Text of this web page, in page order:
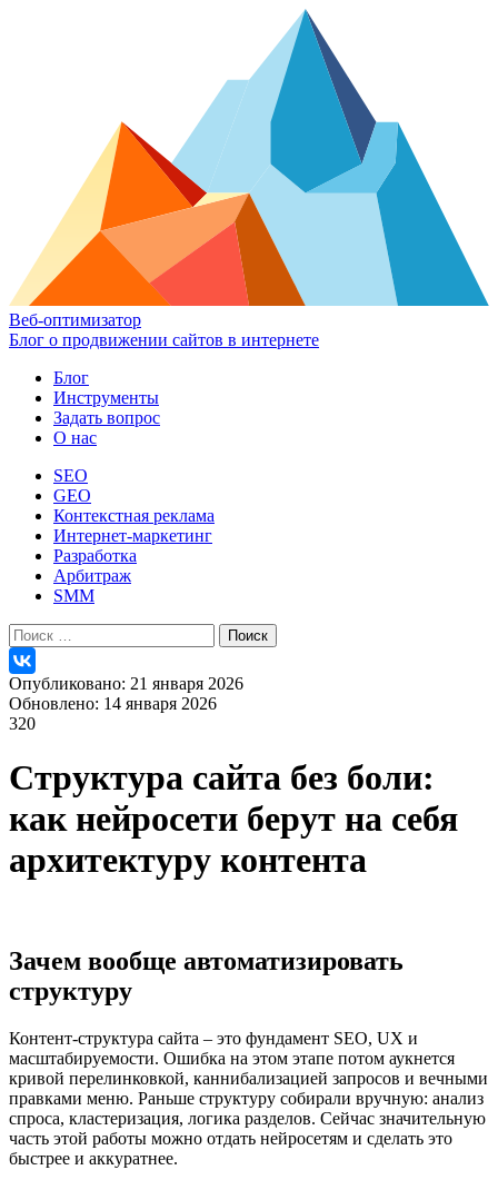
Веб-оптимизатор
Блог о продвижении сайтов в интернете
Блог
Инструменты
Задать вопрос
О нас
SEO
GEO
Контекстная реклама
Интернет-маркетинг
Разработка
Арбитраж
SMM
Найти:
Опубликовано: 21 января 2026
Обновлено: 14 января 2026
320
Структура сайта без боли:
как нейросети берут на себя
архитектуру контента
Зачем вообще автоматизировать
структуру
Контент-структура сайта – это фундамент SEO, UX и
масштабируемости. Ошибка на этом этапе потом аукнется
кривой перелинковкой, каннибализацией запросов и вечными
правками меню. Раньше структуру собирали вручную: анализ
спроса, кластеризация, логика разделов. Сейчас значительную
часть этой работы можно отдать нейросетям и сделать это
быстрее и аккуратнее.